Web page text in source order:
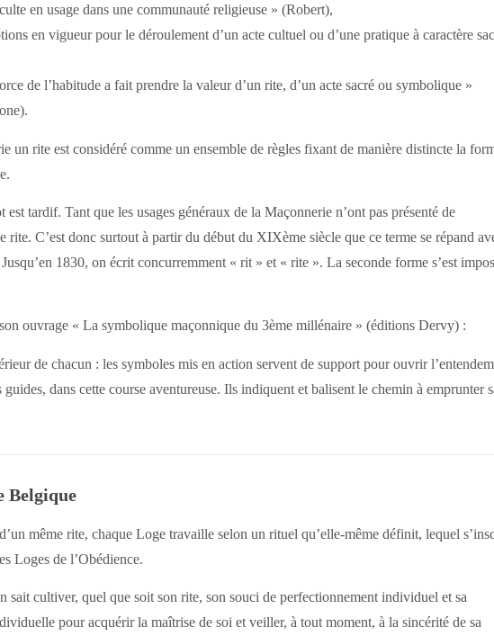
en usage dans une communauté religieuse » (Robert),
en vigueur pour le déroulement d’un acte cultuel ou d’une pratique à caractère
de l’habitude a fait prendre la valeur d’un rite, d’un acte sacré ou symbolique »
un rite est considéré comme un ensemble de règles fixant de manière distincte la
est tardif. Tant que les usages généraux de la Maçonnerie n’ont pas présenté de
rite. C’est donc surtout à partir du début du XIXème siècle que ce terme se répand
1830, on écrit concurremment « rit » et « rite ». La seconde forme s’est
ouvrage « La symbolique maçonnique du 3ème millénaire » (éditions Dervy) :
de chacun : les symboles mis en action servent de support pour ouvrir
dans cette course aventureuse. Ils indiquent et balisent le chemin à emprunter
Belgique
même rite, chaque Loge travaille selon un rituel qu’elle-même définit, lequel
Loges de l’Obédience.
cultiver, quel que soit son rite, son souci de perfectionnement individuel et sa
pour acquérir la maîtrise de soi et veiller, à tout moment, à la sincérité de sa